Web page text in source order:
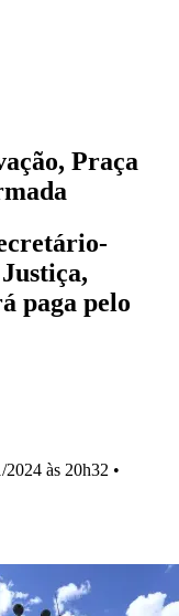
Praça
paga pelo
2024 às 20h32 •